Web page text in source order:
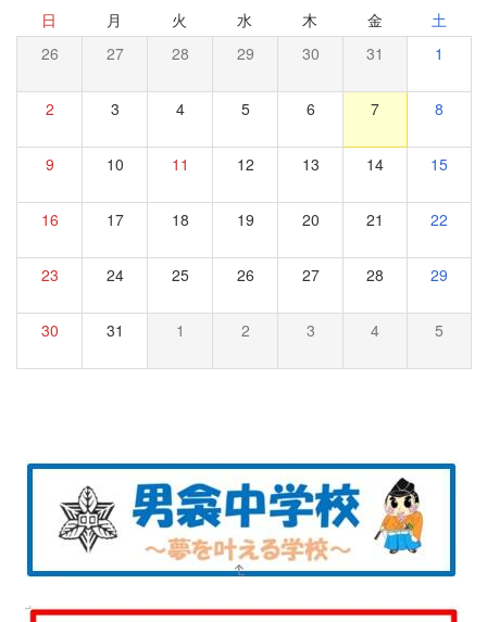
日 月 火 水 木 金 土
26 27 28 29 30 31 1
2 3 4 5 6 7 8
9 10 11 12 13 14 15
16 17 18 19 20 21 22
23 24 25 26 27 28 29
30 31 1 2 3 4 5